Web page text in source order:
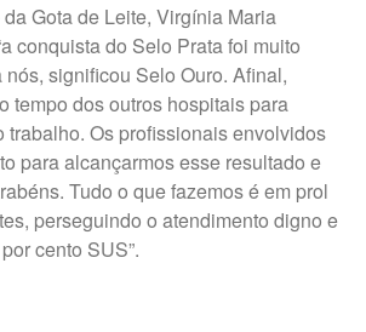
Gota de Leite, Virgínia Maria
conquista do Selo Prata foi muito
nós, significou Selo Ouro. Afinal,
tempo dos outros hospitais para
trabalho. Os profissionais envolvidos
para alcançarmos esse resultado e
Tudo o que fazemos é em prol
perseguindo o atendimento digno e
cento SUS”.